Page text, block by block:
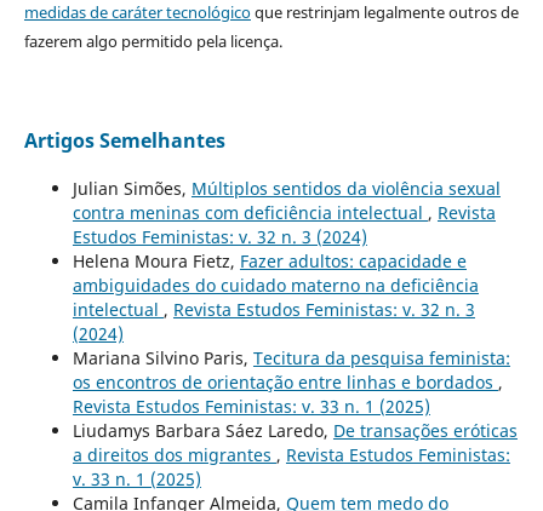
medidas de caráter tecnológicoque restrinjam legalmente outros de
fazerem algo permitido pela licença.
Artigos Semelhantes
Julian Simões, Múltiplos sentidos da violência sexual
contra meninas com deficiência intelectual , Revista
Estudos Feministas: v. 32 n. 3 (2024)
Helena Moura Fietz, Fazer adultos: capacidade e
ambiguidades do cuidado materno na deficiência
intelectual , Revista Estudos Feministas: v. 32 n. 3
(2024)
Mariana Silvino Paris, Tecitura da pesquisa feminista:
os encontros de orientação entre linhas e bordados ,
Revista Estudos Feministas: v. 33 n. 1 (2025)
Liudamys Barbara Sáez Laredo, De transações eróticas
a direitos dos migrantes , Revista Estudos Feministas:
v. 33 n. 1 (2025)
Camila Infanger Almeida, Quem tem medo do